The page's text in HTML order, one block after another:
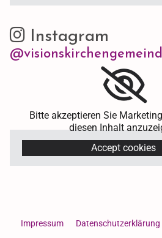
 Instagram
Bitte akzeptieren Sie
diesen Inhalt
Accept cookies
Impressum Datenschutzerklärung